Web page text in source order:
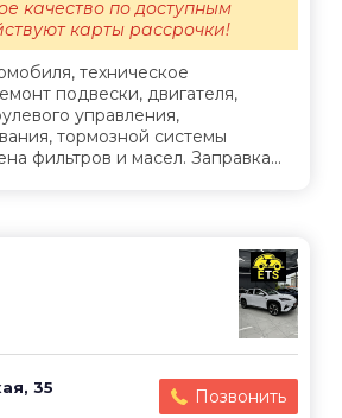
техническое
подвески, двигателя,
управления,
тормозной системы
фильтров и масел. Заправка...
качество по доступным
карты рассрочки!
35
Позвонить